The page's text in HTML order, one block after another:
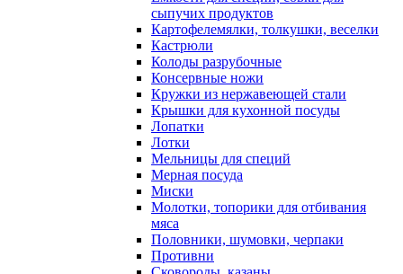
сыпучих продуктов
Картофелемялки, толкушки, веселки
Кастрюли
Колоды разрубочные
Консервные ножи
Кружки из нержавеющей стали
Крышки для кухонной посуды
Лопатки
Лотки
Мельницы для специй
Мерная посуда
Миски
Молотки, топорики для отбивания
мяса
Половники, шумовки, черпаки
Противни